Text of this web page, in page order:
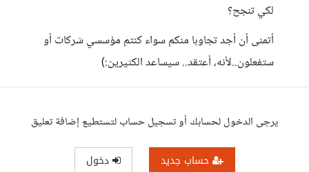
لكي تنجح؟
أتمنى أن أجد تجاوبا منكم سواء كنتم مؤسسي شركات أو
ستفعلون..لأنه، أعتقد.. سيساعد الكثيرين:)
يرجى الدخول لحسابك أو تسجيل حساب لتستطيع إضافة تعليق
حساب جديد دخول